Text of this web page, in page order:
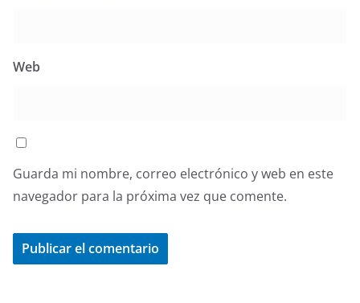
Web
Guarda mi nombre, correo electrónico y web en este
navegador para la próxima vez que comente.